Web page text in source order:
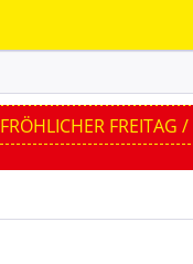
FRÖHLICHER FREITAG